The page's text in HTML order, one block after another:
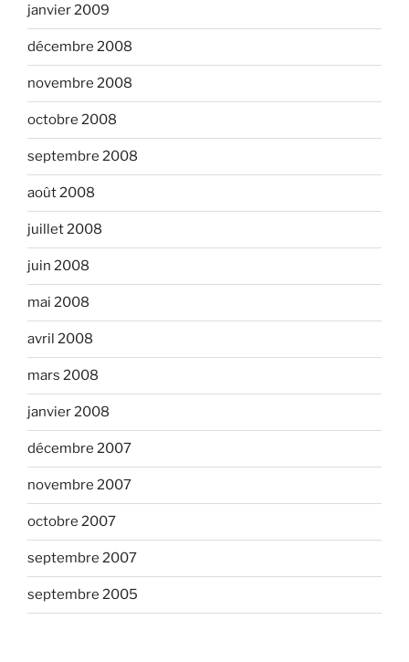
janvier 2009
décembre 2008
novembre 2008
octobre 2008
septembre 2008
août 2008
juillet 2008
juin 2008
mai 2008
avril 2008
mars 2008
janvier 2008
décembre 2007
novembre 2007
octobre 2007
septembre 2007
septembre 2005